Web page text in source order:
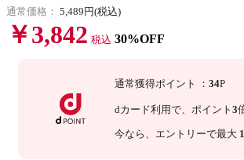
通常価格： 5,489円(税込)
￥3,842 税込 30%OFF
通常獲得ポイント ：34P
dカード利用で、 ポイント3
今なら 、エントリーで最大